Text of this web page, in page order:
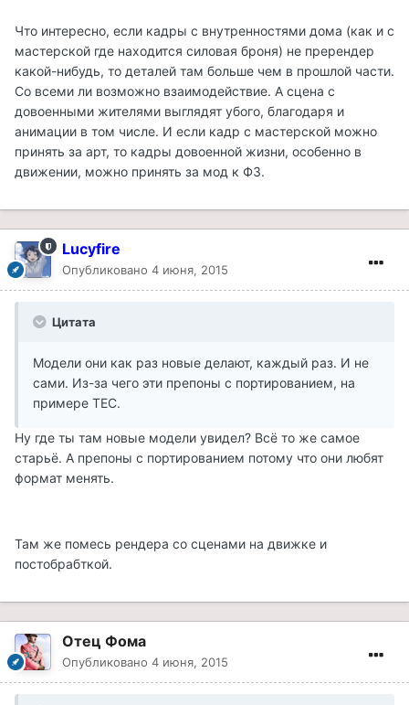
Что интересно, если кадры с внутренностями дома (как и с
мастерской где находится силовая броня) не пререндер
какой-нибудь, то деталей там больше чем в прошлой части.
Со всеми ли возможно взаимодействие. А сцена с
довоенными жителями выглядят убого, благодаря и
анимации в том числе. И если кадр с мастерской можно
принять за арт, то кадры довоенной жизни, особенно в
движении, можно принять за мод к Ф3.
Lucyfire
Опубликовано 4 июня, 2015
Цитата
Модели они как раз новые делают, каждый раз. И не
сами. Из-за чего эти препоны с портированием, на
примере ТЕС.
Ну где ты там новые модели увидел? Всё то же самое
старьё. А препоны с портированием потому что они любят
формат менять.
Там же помесь рендера со сценами на движке и
постобрабткой.
Отец Фома
Опубликовано 4 июня, 2015